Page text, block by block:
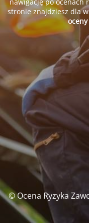
stronie znajdziesz dla
© Ocena Ryzyka